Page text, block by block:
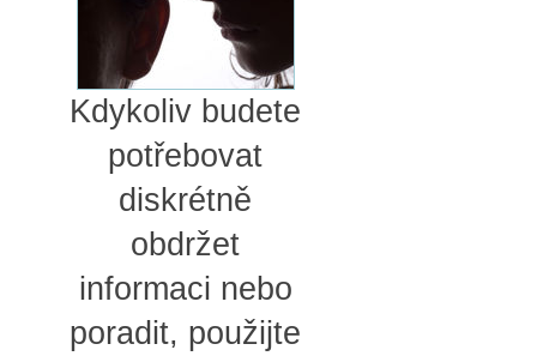
Kdykoliv budete
potřebovat
diskrétně
obdržet
informaci nebo
poradit, použijte